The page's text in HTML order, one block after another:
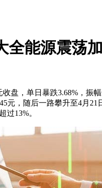
全能源震荡
收盘，单日暴跌3.68%，振
元，随后一路攀升至4月
过13%。